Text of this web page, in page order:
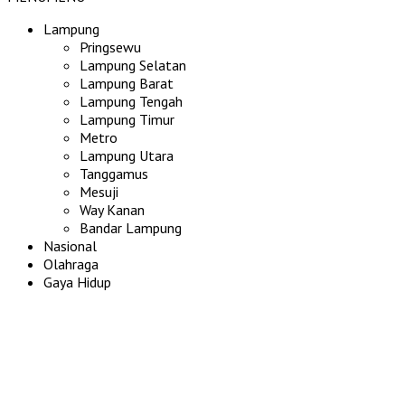
Lampung
Pringsewu
Lampung Selatan
Lampung Barat
Lampung Tengah
Lampung Timur
Metro
Lampung Utara
Tanggamus
Mesuji
Way Kanan
Bandar Lampung
Nasional
Olahraga
Gaya Hidup